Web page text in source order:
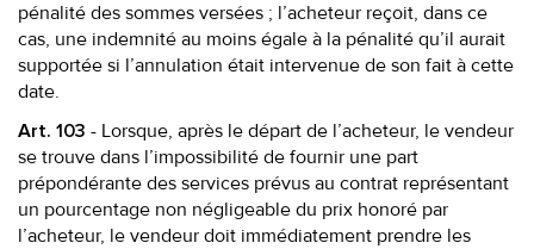
pénalité des sommes versées ; l’acheteur reçoit, dans ce
cas, une indemnité au moins égale à la pénalité qu’il aurait
supportée si l’annulation était intervenue de son fait à cette
date.
Art. 103 - Lorsque, après le départ de l’acheteur, le vendeur
se trouve dans l’impossibilité de fournir une part
prépondérante des services prévus au contrat représentant
un pourcentage non négligeable du prix honoré par
l’acheteur, le vendeur doit immédiatement prendre les